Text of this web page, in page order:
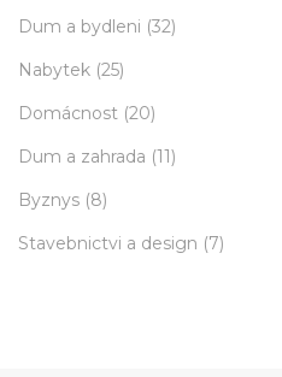
Dum a bydleni (32)
Nabytek (25)
Domácnost (20)
Dum a zahrada (11)
Byznys (8)
Stavebnictvi a design (7)